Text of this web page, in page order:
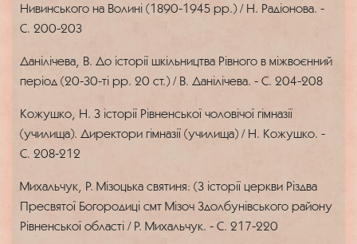
Нивинського на Волині (1890-1945 рр.) / Н. Радіонова. -
С. 200-203
Данілічева, В. До історії шкільництва Рівного в міжвоєнний
період (20-30-ті рр. 20 ст.) / В. Данілічева. - С. 204-208
Кожушко, Н. З історії Рівненської чоловічої гімназії
(училища). Директори гімназії (училища) / Н. Кожушко. -
С. 208-212
Михальчук, Р. Мізоцька святиня: (З історії церкви Різдва
Пресвятої Богородиці смт Мізоч Здолбунівського району
Рівненської області / Р. Михальчук. - С. 217-220